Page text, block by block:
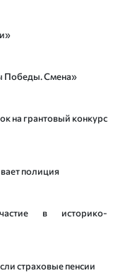
Победы. Смена»
на грантовый конкурс
полиция
в историко-
страховые пенсии